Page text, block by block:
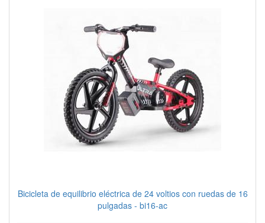
Bicicleta de equilibrio eléctrica de 24 voltios con ruedas de 16
pulgadas - bi16-ac